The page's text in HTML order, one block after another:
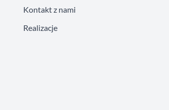
Kontakt z nami
Realizacje